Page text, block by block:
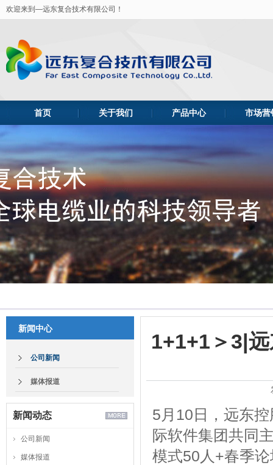
欢迎来到—远东复合技术有限公司！
首页 关于我们 产品中心 市场营
新闻中心
公司新闻
媒体报道
新闻动态
公司新闻
媒体报道
1+1+1＞3|
5月10日，远东
际软件集团共同
模式50人+春季